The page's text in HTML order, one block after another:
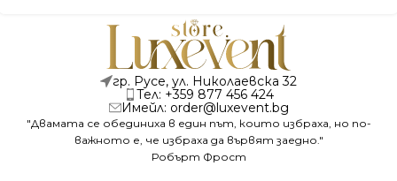
гр. Русе, ул. Николаевска 32
Тел: +359 877 456 424
Имейл: order@luxevent.bg
"Двамата се обединиха в един път, които избраха, но по-
важното е, че избраха да вървят заедно."
Робърт Фрост